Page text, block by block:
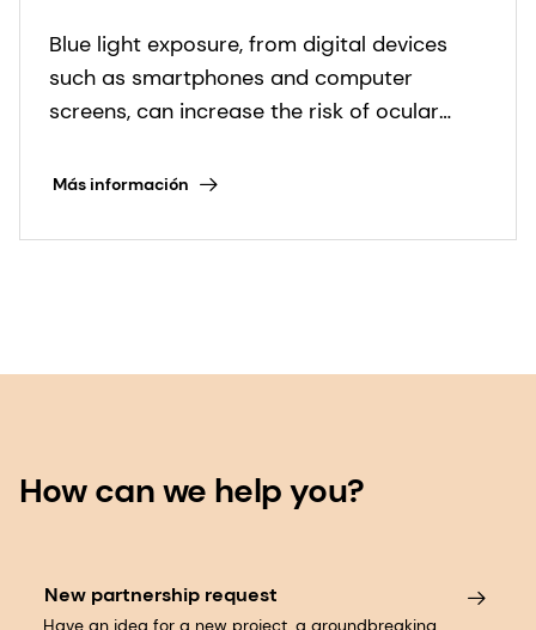
Blue light exposure, from digital devices
such as smartphones and computer
screens, can increase the risk of ocular
body of scientific evidence supporting the
zeaxanthin and omega-3 fatty acids in eye
Más información
How can we help you?
New partnership request
Have an idea for a new project, a groundbreaking